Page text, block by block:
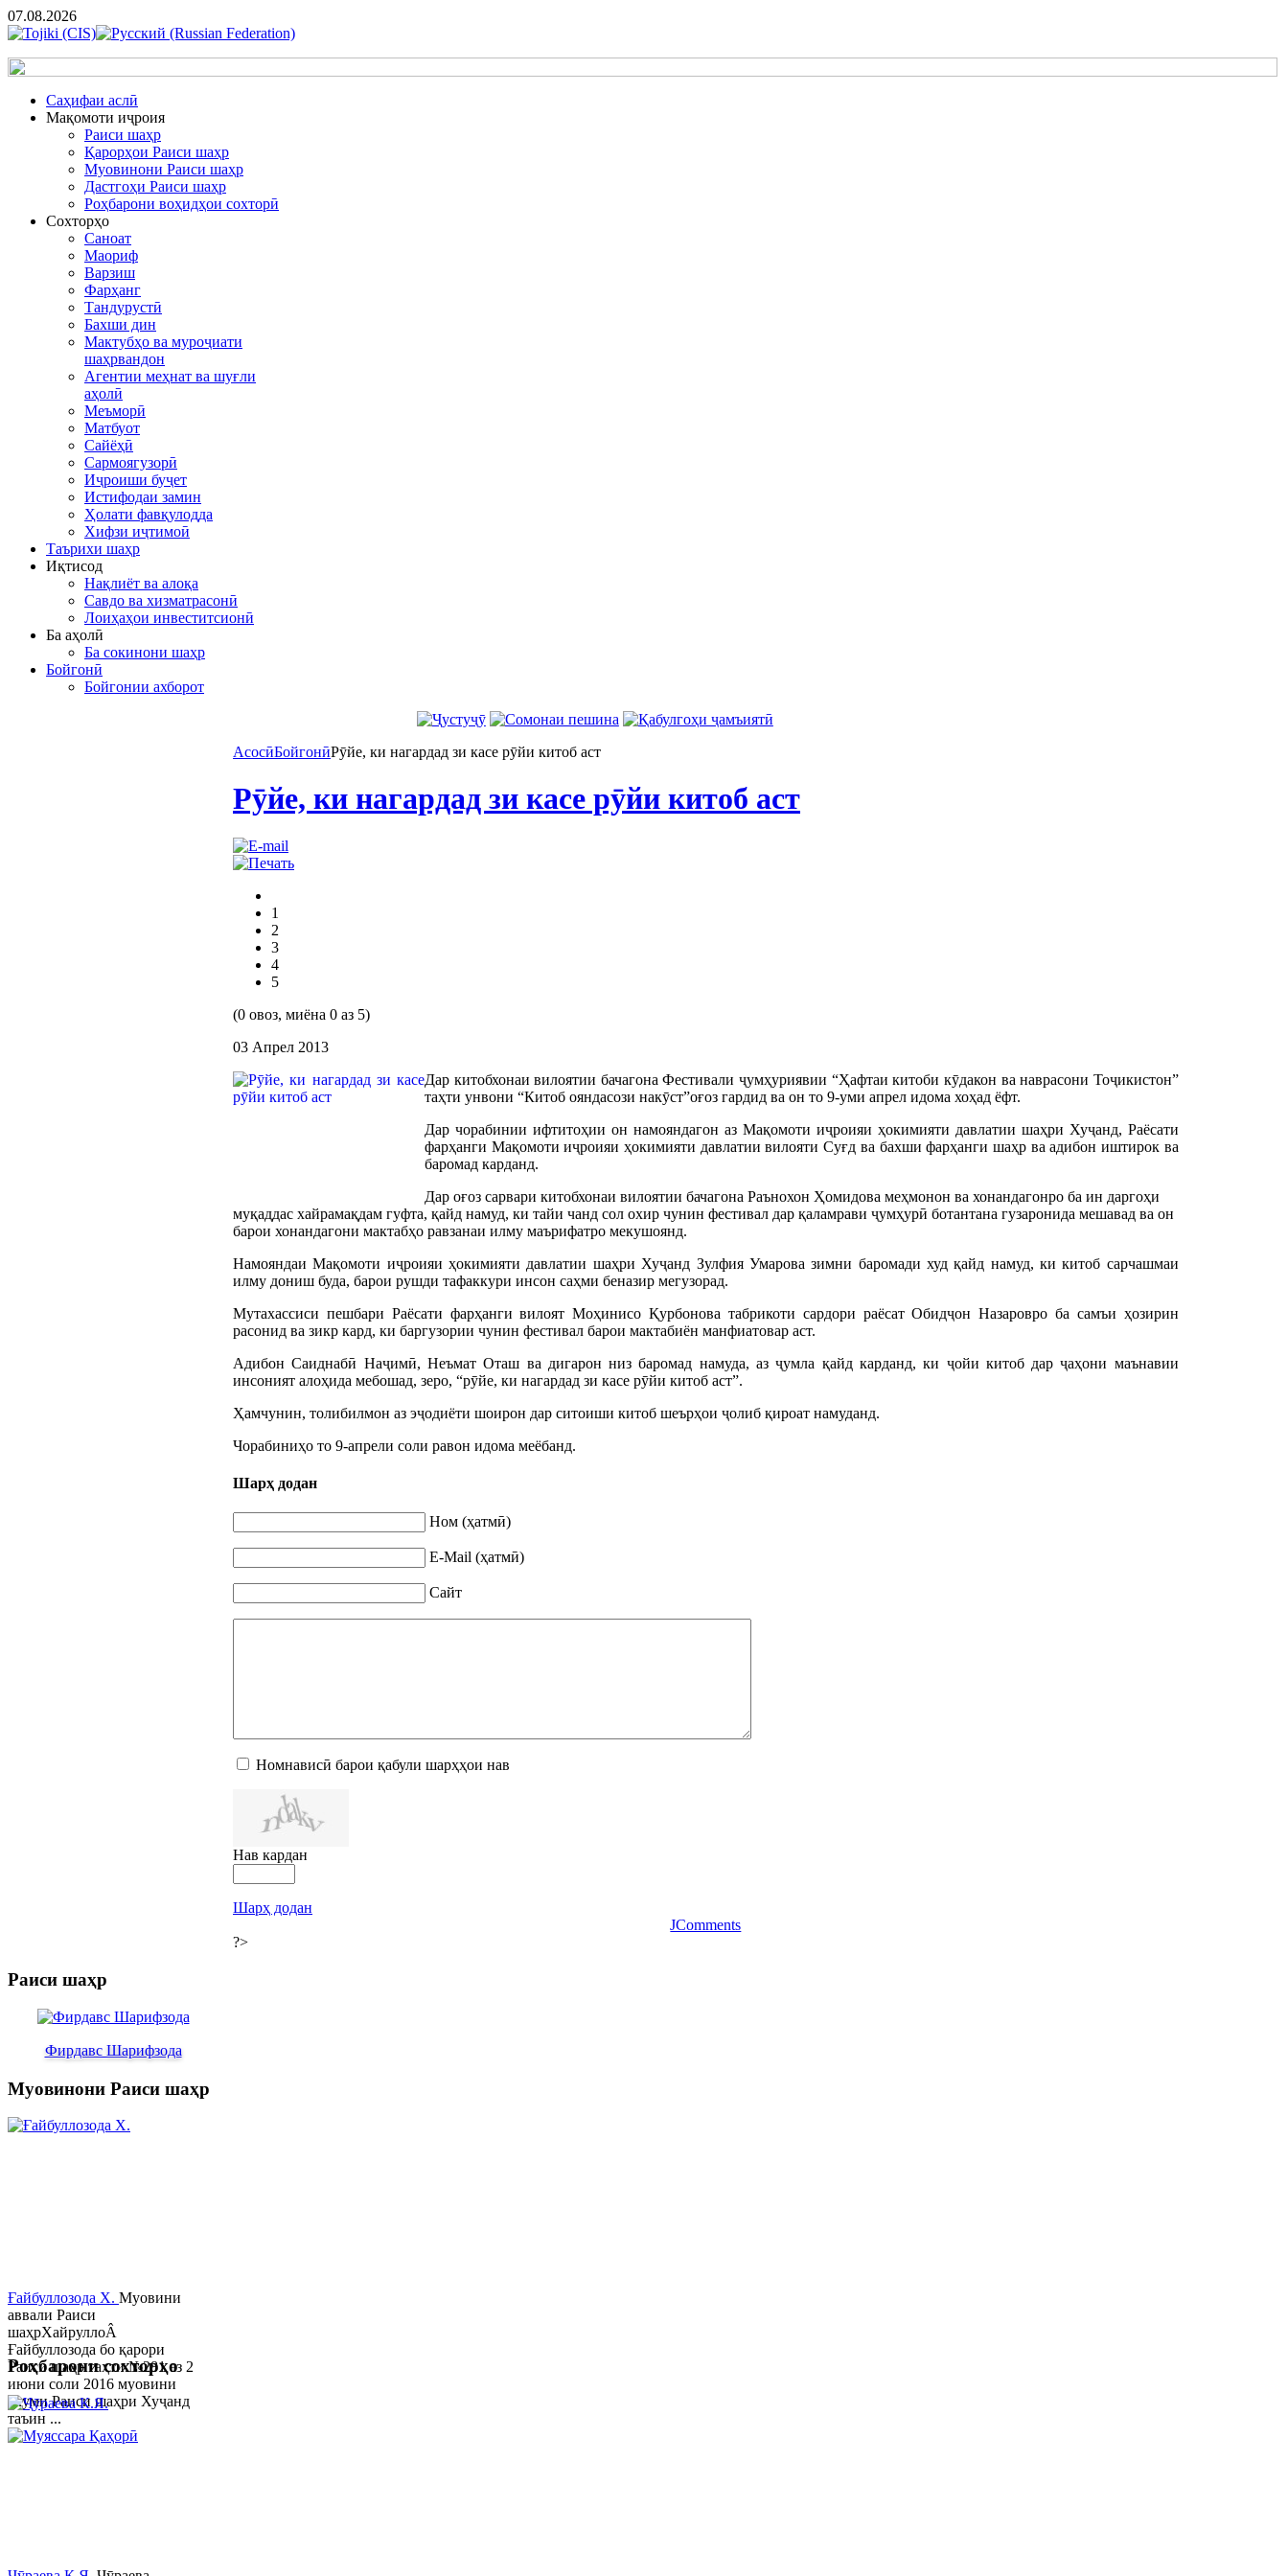
07.08.2026
Cаҳифаи аслӣ
Мақомоти иҷроия
Раиси шаҳр
Қарорҳои Раиси шаҳр
Муовинони Раиси шаҳр
Дастгоҳи Раиси шаҳр
Роҳбарони воҳидҳои сохторӣ
Сохторҳо
Саноат
Маориф
Варзиш
Фарҳанг
Тандурустӣ
Бахши дин
Мактубҳо ва муроҷиати
шаҳрвандон
Агентии меҳнат ва шуғли
аҳолӣ
Меъморӣ
Матбуот
Сайёҳӣ
Сармоягузорӣ
Иҷроиши буҷет
Истифодаи замин
Ҳолати фавқулодда
Хифзи иҷтимоӣ
Таърихи шаҳр
Иқтисод
Нақлиёт ва алоқа
Савдо ва хизматрасонӣ
Лоиҳаҳои инвеститсионӣ
Ба аҳолӣ
Ба сокинони шаҳр
Бойгонӣ
Бойгонии ахборот
АсосӣБойгонӣРӯйе, ки нагардад зи касе рӯйи китоб аст
Рӯйе, ки нагардад зи касе рӯйи китоб аст
1
2
3
4
5
(0 овоз, миёна 0 аз 5)
03 Апрел 2013
Дар китобхонаи вилоятии бачагона Фестивали ҷумҳуриявии “Ҳафтаи китоби кӯдакон ва наврасони Тоҷикистон”
таҳти унвони “Китоб ояндасози накӯст”оғоз гардид ва он то 9-уми апрел идома хоҳад ёфт.
Дар чорабинии ифтитоҳии он намояндагон аз Мақомоти иҷроияи ҳокимияти давлатии шаҳри Хуҷанд, Раёсати
фарҳанги Мақомоти иҷроияи ҳокимияти давлатии вилояти Суғд ва бахши фарҳанги шаҳр ва адибон иштирок ва
баромад карданд.
Дар оғоз сарвари китобхонаи вилоятии бачагона Раънохон Ҳомидова меҳмонон ва хонандагонро ба ин даргоҳи
муқаддас хайрамақдам гуфта, қайд намуд, ки тайи чанд сол охир чунин фестивал дар қаламрави ҷумҳурӣ ботантана гузаронида мешавад ва он
барои хонандагони мактабҳо равзанаи илму маърифатро мекушоянд.
Намояндаи Мақомоти иҷроияи ҳокимияти давлатии шаҳри Хуҷанд Зулфия Умарова зимни баромади худ қайд намуд, ки китоб сарчашмаи
илму дониш буда, барои рушди тафаккури инсон саҳми беназир мегузорад.
Мутахассиси пешбари Раёсати фарҳанги вилоят Моҳинисо Қурбонова табрикоти сардори раёсат Обидҷон Назаровро ба самъи ҳозирин
расонид ва зикр кард, ки баргузории чунин фестивал барои мактабиён манфиатовар аст.
Адибон Саиднабӣ Наҷимӣ, Неъмат Оташ ва дигарон низ баромад намуда, аз ҷумла қайд карданд, ки ҷойи китоб дар ҷаҳони маънавии
инсоният алоҳида мебошад, зеро, “рӯйе, ки нагардад зи касе рӯйи китоб аст”.
Ҳамчунин, толибилмон аз эҷодиёти шоирон дар ситоиши китоб шеърҳои ҷолиб қироат намуданд.
Чорабиниҳо то 9-апрели соли равон идома меёбанд.
Шарҳ додан
Ном (ҳатмӣ)
E-Mail (ҳатмӣ)
Сайт
Номнависӣ барои қабули шарҳҳои нав
Нав кардан
Шарҳ додан
JComments
?>
Раиси шаҳр
Фирдавс Шарифзода
Муовинони Раиси шаҳр
Ғайбуллозода Х. Муовини
аввали Раиси
шаҳрХайруллоÂ
Ғайбуллозода бо қарори
Раиси шаҳр таҳти №281 аз 2
июни соли 2016 муовини
якуми Раиси шаҳри Хуҷанд
таъин ...
Роҳбарони сохторҳо